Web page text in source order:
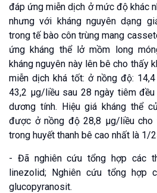
đáp ứng miễn dịch ở mức độ khác
nhưng với kháng nguyên dạng
trong tế bào côn trùng mang
ứng kháng thể lở mồm long
kháng nguyên này lên bê cho thấy
miễn dịch khá tốt: ở nồng độ:
43,2 µg/liều sau 28 ngày tiêm
dương tính. Hiệu giá kháng thể
được ở nồng độ 28,8 µg/liều cho
trong huyết thanh bê cao nhất là 1/
- Đã nghiên cứu tổng hợp các
linezolid; Nghiên cứu tổng hợp
glucopyranosit.